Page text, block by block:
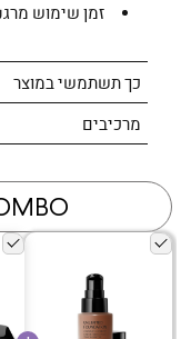
כך תשתמשי במוצר
מרכיבים
זמן שימוש